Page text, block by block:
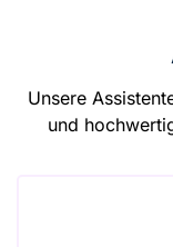
Unsere
und